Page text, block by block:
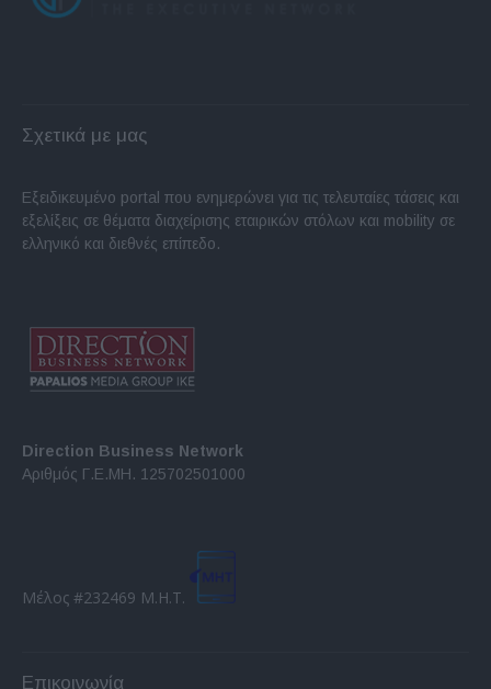
Σχετικά με μας
Εξειδικευμένο portal που ενημερώνει για τις τελευταίες τάσεις και
εξελίξεις σε θέματα διαχείρισης εταιρικών στόλων και mobility σε
ελληνικό και διεθνές επίπεδο.
Direction Business Network
Αριθμός Γ.Ε.ΜΗ. 125702501000
Μέλος #232469 Μ.Η.Τ.
Επικοινωνία